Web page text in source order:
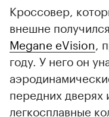
Кроссовер,
внешне
Megane eVision ,
году. У него он
передних
легкосплавные